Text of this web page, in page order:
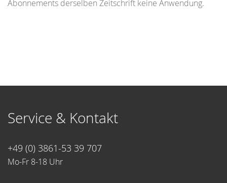
Abonnements derselben Zeitschrift keine Anwendung.
Service & Kontakt
+49 (0) 3861-53 39 707
Mo-Fr 8-18 Uhr